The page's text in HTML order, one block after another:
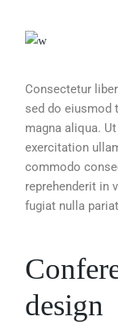
Consectetur
sed do eiusmod
magna aliqua.
exercitation
commodo
reprehenderit in
fugiat nulla
design